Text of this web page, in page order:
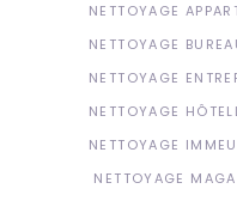
NETTOYAGE
NETTOYAGE
NETTOYAGE
NETTOYAGE
NETTOYAGE
NETTOYAGE